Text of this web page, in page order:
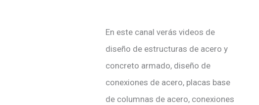
En este canal verás videos de
diseño de estructuras de acero y
concreto armado, diseño de
conexiones de acero, placas base
de columnas de acero, conexiones